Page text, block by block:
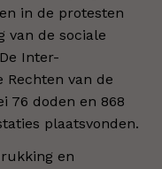
in de protesten
van de sociale
Inter-
Rechten van de
76 doden en 868
plaatsvonden.
en